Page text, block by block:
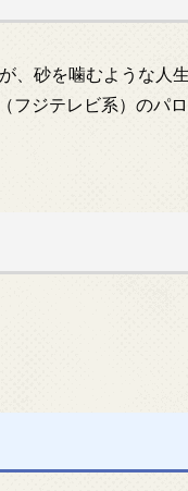
、砂を噛むような人
ジテレビ系）のパロ